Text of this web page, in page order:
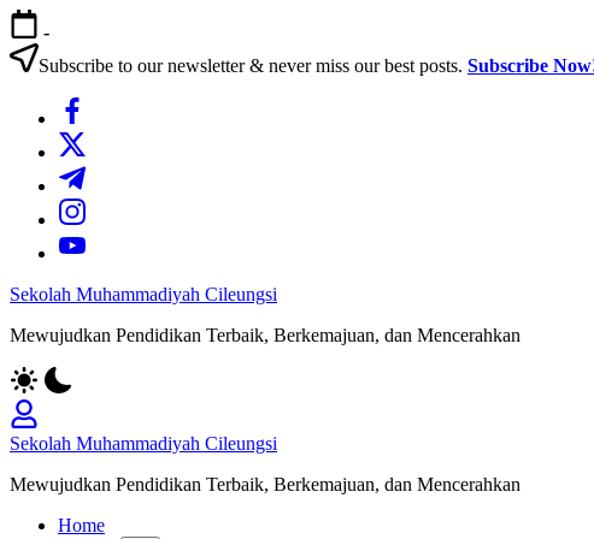
Skip
to
content
-
Subscribe to our newsletter & never miss our best posts. Subscribe
https://www.facebook.com/
https://twitter.com/
https://t.me/
https://www.instagram.com/
https://youtube.com/
Sekolah Muhammadiyah Cileungsi
Mewujudkan Pendidikan Terbaik, Berkemajuan, dan Mencerahkan
Sekolah Muhammadiyah Cileungsi
Mewujudkan Pendidikan Terbaik, Berkemajuan, dan Mencerahkan
Home